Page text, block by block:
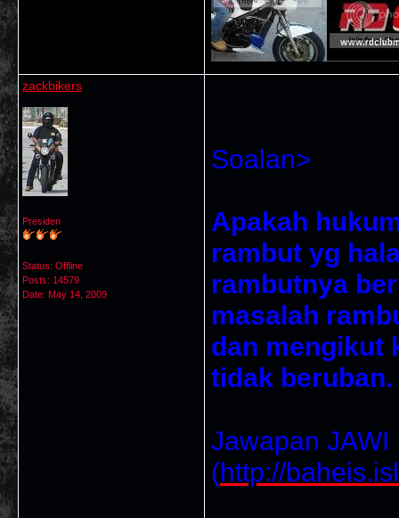
zackbikers
Presiden
Status: Offline
Posts: 14579
Date: May 14, 2009
Soalan>
Apakah
rambut yg
rambutnya
masalah
dan mengikut
tidak
Jawapan JAWI
(http://